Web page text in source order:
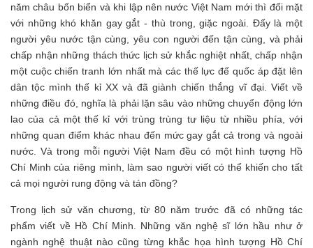
năm châu bốn biển và khi lập nên nước Việt Nam mới thì đối mặt
với những khó khăn gay gắt - thù trong, giặc ngoài. Đấy là một
người yêu nước tận cùng, yêu con người đến tận cùng, và phải
chấp nhận những thách thức lịch sử khắc nghiệt nhất, chấp nhận
một cuộc chiến tranh lớn nhất mà các thế lực đế quốc áp đặt lên
dân tộc mình thế kỉ XX và đã giành chiến thắng vĩ đại. Viết về
những điều đó, nghĩa là phải lặn sâu vào những chuyển động lớn
lao của cả một thế kỉ với trùng trùng tư liệu từ nhiều phía, với
những quan điểm khác nhau đến mức gay gắt cả trong và ngoài
nước. Và trong mỗi người Việt Nam đều có một hình tượng Hồ
Chí Minh của riêng mình, làm sao người viết có thể khiến cho tất
cả mọi người rung động và tán đồng?
Trong lịch sử văn chương, từ 80 năm trước đã có những tác
phẩm viết về Hồ Chí Minh. Những văn nghệ sĩ lớn hầu như ở
ngành nghệ thuật nào cũng từng khắc họa hình tượng Hồ Chí